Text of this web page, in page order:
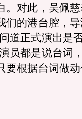
。对此，吴佩
们的港台腔，
道正式演出是
员都是说台词
要根据台词做